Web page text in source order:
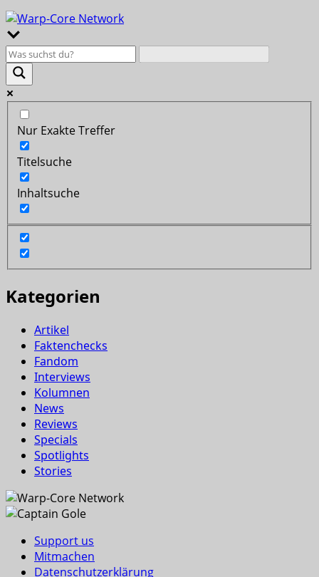
Nur Exakte Treffer
Titelsuche
Inhaltsuche
Kategorien
Artikel
Faktenchecks
Fandom
Interviews
Kolumnen
News
Reviews
Specials
Spotlights
Stories
Support us
Mitmachen
Datenschutzerklärung